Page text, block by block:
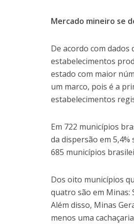
Mercado mineiro se
De acordo com dados
estabelecimentos
estado com maior
um marco, pois é a
estabelecimentos
Em 722 municípios
da dispersão em
685 municípios
Dos oito municípios
quatro são em Minas:
Além disso, Minas
menos uma